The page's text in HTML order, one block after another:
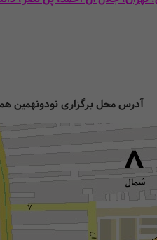
آدرس محل برگزاری نودونهمین